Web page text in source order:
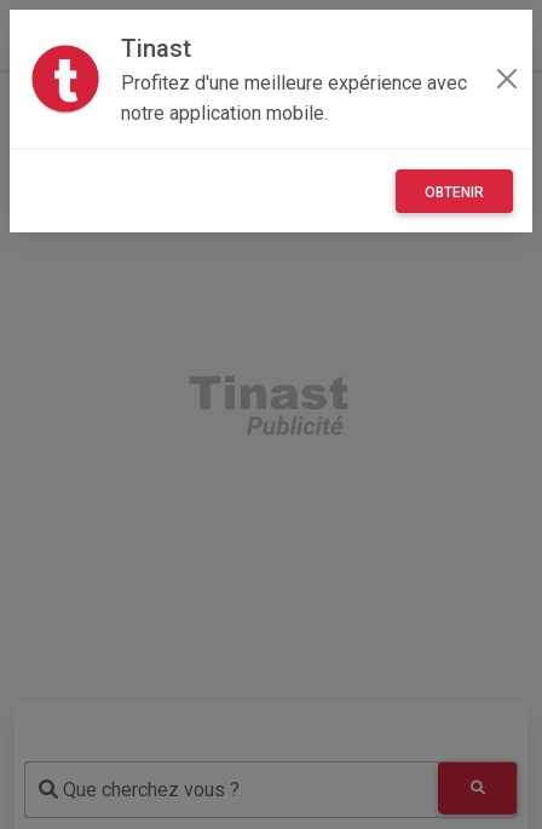
Tinast
Profitez d'une meilleure expérience avec
notre application mobile.
OBTENIR
Accueil Recherche Véhicules
Que cherchez vous ?